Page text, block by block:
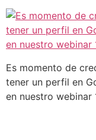
Es momento de
tener un perfil en
en nuestro webinar